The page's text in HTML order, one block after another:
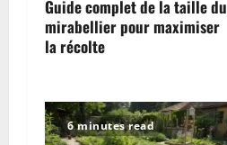
i
o
Guide complet de la taille du
mirabellier pour maximiser
la récolte
6 minutes read